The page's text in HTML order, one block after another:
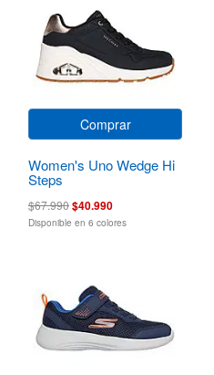
Comprar
Women's Uno Wedge Hi
Steps
$67.990$40.990
Disponible en 6 colores